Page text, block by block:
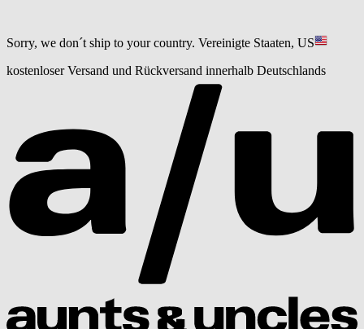
Sorry, we don´t ship to your country. Vereinigte Staaten, US
kostenloser Versand und Rückversand innerhalb Deutschlands